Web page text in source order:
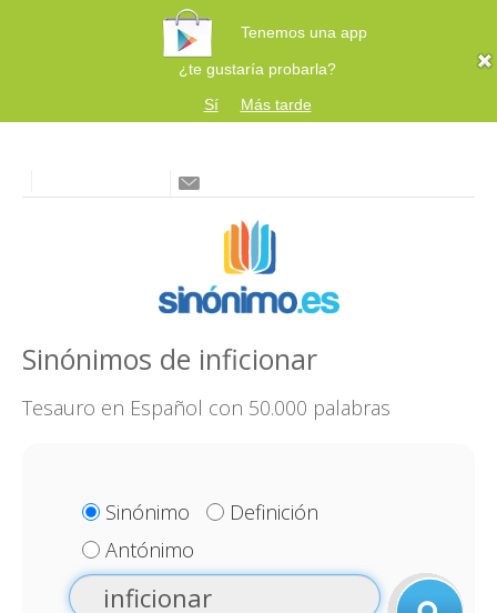
Tenemos una app
¿te gustaría probarla?
Sí
Más tarde
Sinónimos de inficionar
Tesauro en Español con 50.000 palabras
Sinónimo
Definición
Antónimo